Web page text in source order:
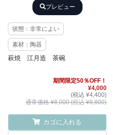
プレビュー
状態：非常によい
素材：陶器
萩焼 江月造 茶碗
期間限定50％OFF！
¥4,000
(税込 ¥4,400)
通常価格 ¥8,000 (税込 ¥8,800)
カゴに入れる